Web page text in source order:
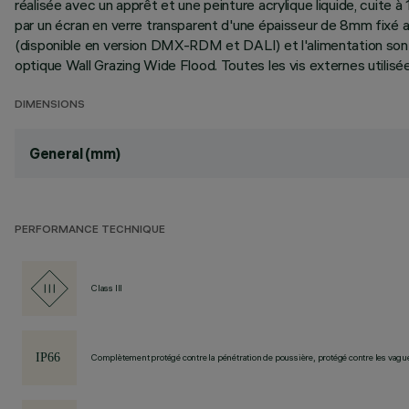
réalisée avec un apprêt et une peinture acrylique liquide, cuite
par un écran en verre transparent d'une épaisseur de 8mm
(disponible en version DMX-RDM et DALI) et l'alimentation
optique Wall Grazing Wide Flood. Toutes les vis externes
DIMENSIONS
General (mm)
PERFORMANCE TECHNIQUE
Class III
Complètement protégé contre la pénétration de poussière, protégé contre les